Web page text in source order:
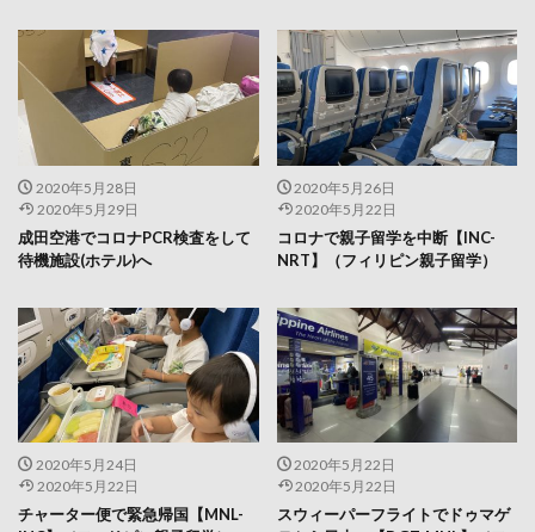
2020年5月28日
2020年5月29日
成田空港でコロナPCR検査をして
待機施設(ホテル)へ
2020年5月26日
2020年5月22日
コロナで親子留学を中断【INC-
NRT】（フィリピン親子留学）
2020年5月24日
2020年5月22日
チャーター便で緊急帰国【MNL-
2020年5月22日
2020年5月22日
スウィーパーフライトでドゥマゲ